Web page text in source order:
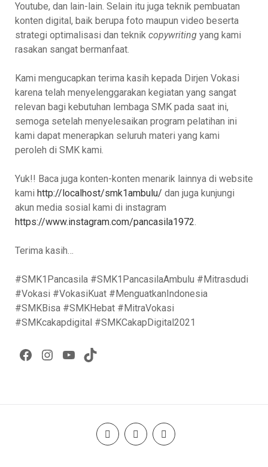
Youtube, dan lain-lain. Selain itu juga teknik pembuatan
konten digital, baik berupa foto maupun video beserta
strategi optimalisasi dan teknik copywriting yang kami
rasakan sangat bermanfaat.
Kami mengucapkan terima kasih kepada Dirjen Vokasi
karena telah menyelenggarakan kegiatan yang sangat
relevan bagi kebutuhan lembaga SMK pada saat ini,
semoga setelah menyelesaikan program pelatihan ini
kami dapat menerapkan seluruh materi yang kami
peroleh di SMK kami.
Yuk!! Baca juga konten-konten menarik lainnya di website
kami http://localhost/smk1ambulu/ dan juga kunjungi
akun media sosial kami di instagram
https://www.instagram.com/pancasila1972.
Terima kasih…
#SMK1Pancasila #SMK1PancasilaAmbulu #Mitrasdudi
#Vokasi #VokasiKuat #MenguatkanIndonesia
#SMKBisa #SMKHebat #MitraVokasi
#SMKcakapdigital #SMKCakapDigital2021
Facebook
Instagram
YouTube
TikTok